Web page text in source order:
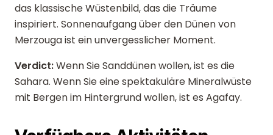
das klassische Wüstenbild, das die Träume
inspiriert. Sonnenaufgang über den Dünen von
Merzouga ist ein unvergesslicher Moment.
Verdict:Wenn Sie Sanddünen wollen, ist es die
Sahara. Wenn Sie eine spektakuläre Mineralwüste
mit Bergen im Hintergrund wollen, ist es Agafay.